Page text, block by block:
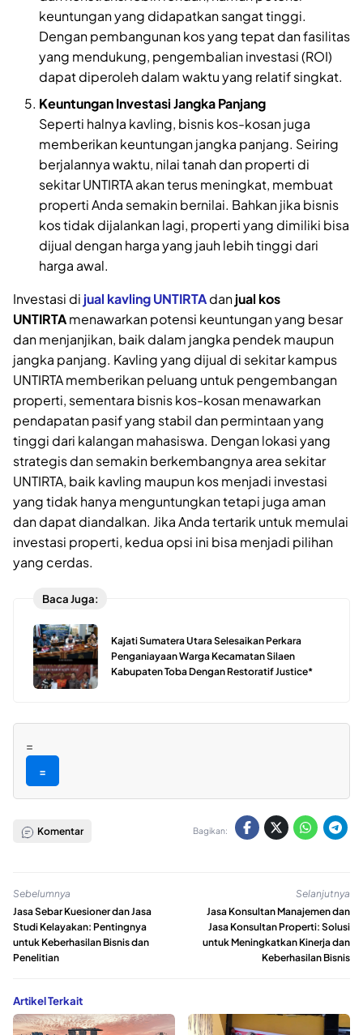
keuntungan yang didapatkan sangat tinggi.
Dengan pembangunan kos yang tepat dan fasilitas
yang mendukung, pengembalian investasi (ROI)
dapat diperoleh dalam waktu yang relatif singkat.
Keuntungan Investasi Jangka Panjang
Seperti halnya kavling, bisnis kos-kosan juga
memberikan keuntungan jangka panjang. Seiring
berjalannya waktu, nilai tanah dan properti di
sekitar UNTIRTA akan terus meningkat, membuat
properti Anda semakin bernilai. Bahkan jika bisnis
kos tidak dijalankan lagi, properti yang dimiliki bisa
dijual dengan harga yang jauh lebih tinggi dari
harga awal.
Investasi di jual kavling UNTIRTAdanjual kos
UNTIRTAmenawarkan potensi keuntungan yang besar
dan menjanjikan, baik dalam jangka pendek maupun
jangka panjang. Kavling yang dijual di sekitar kampus
UNTIRTA memberikan peluang untuk pengembangan
properti, sementara bisnis kos-kosan menawarkan
pendapatan pasif yang stabil dan permintaan yang
tinggi dari kalangan mahasiswa. Dengan lokasi yang
strategis dan semakin berkembangnya area sekitar
UNTIRTA, baik kavling maupun kos menjadi investasi
yang tidak hanya menguntungkan tetapi juga aman
dan dapat diandalkan. Jika Anda tertarik untuk memulai
investasi properti, kedua opsi ini bisa menjadi pilihan
yang cerdas.
Baca Juga:
Kajati Sumatera Utara Selesaikan Perkara
Penganiayaan Warga Kecamatan Silaen
Kabupaten Toba Dengan Restoratif Justice*
=
=
Komentar Bagikan:
Sebelumnya
Jasa Sebar Kuesioner dan Jasa
Studi Kelayakan: Pentingnya
untuk Keberhasilan Bisnis dan
Penelitian
Selanjutnya
Jasa Konsultan Manajemen dan
Jasa Konsultan Properti: Solusi
untuk Meningkatkan Kinerja dan
Keberhasilan Bisnis
Artikel Terkait